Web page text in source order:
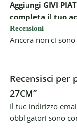
Aggiungi GIVI
completa il tuo
Recensioni
Ancora non ci
Recensisci per
27CM”
Il tuo indirizzo
obbligatori sono